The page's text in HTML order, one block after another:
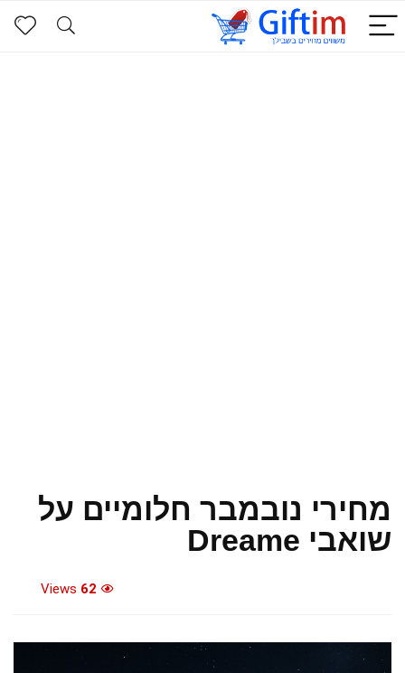
מחירי נובמבר חלומיים על
שואבי Dreame
62